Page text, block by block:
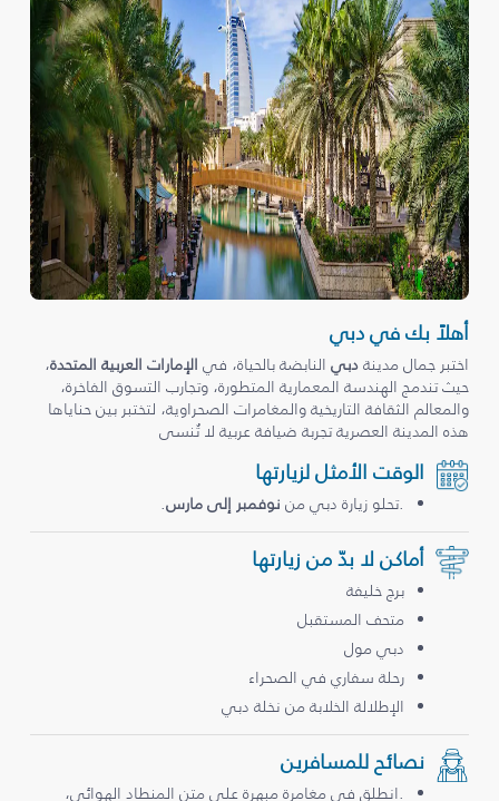
أهلاً بك في دبي
اختبر جمال مدينةدبيالنابضة بالحياة، في الإمارات العربية المتحدة،
حيث تندمج الهندسة المعمارية المتطورة، وتجارب التسوق الفاخرة،
والمعالم الثقافة التاريخية والمغامرات الصحراوية، لتختبر بين حناياها
هذه المدينة العصرية تجربة ضيافة عربية لا تُنسى
الوقت الأمثل لزيارتها
.تحلو زيارة دبي من نوفمبر إلى مارس.
أماكن لا بدّ من زيارتها
برج خليفة
متحف المستقبل
دبي مول
رحلة سفاري في الصحراء
الإطلالة الخلابة من نخلة دبي
نصائح للمسافرين
.انطلق في مغامرة مبهرة على متن المنطاد الهوائي،